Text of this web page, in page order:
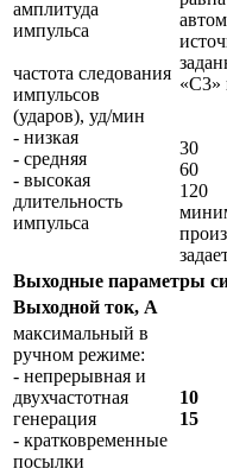
амплитуда
импульса
частота следования
импульсов
(ударов), уд/мин
- низкая
- средняя
- высокая
длительность
импульса
«С3»
30
60
120
Выходные параметры
Выходной ток, А
максимальный в
ручном режиме:
- непрерывная и
двухчастотная
генерация
- кратковременные
посылки
10
15